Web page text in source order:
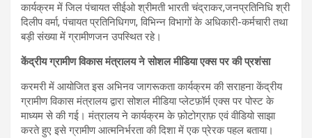
कार्यक्रम में जिल पंचायत सीईओ श्रीमती भारती चंद्राकर,जनप्रतिनिधि श्री
दिलीप वर्मा, पंचायत प्रतिनिधिगण, विभिन्न विभागों के अधिकारी-कर्मचारी तथा
बड़ी संख्या में ग्रामीणजन उपस्थित रहे।
केंद्रीय ग्रामीण विकास मंत्रालय ने सोशल मीडिया एक्स पर की प्रशंसा
करमरी में आयोजित इस अभिनव जागरूकता कार्यक्रम की सराहना केंद्रीय
ग्रामीण विकास मंत्रालय द्वारा सोशल मीडिया प्लेटफ़ॉर्म एक्स पर पोस्ट के
माध्यम से की गई। मंत्रालय ने कार्यक्रम के फ़ोटोग्राफ़ एवं वीडियो साझा
करते हुए इसे ग्रामीण आत्मनिर्भरता की दिशा में एक प्रेरक पहल बताया।